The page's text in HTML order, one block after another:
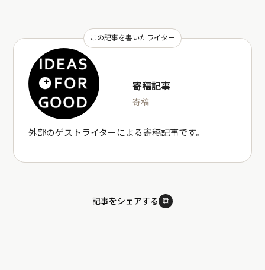
この記事を書いたライター
寄稿記事
寄稿
外部のゲストライターによる寄稿記事です。
記事をシェアする ⧉